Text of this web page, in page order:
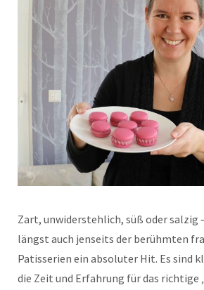
Zart, unwiderstehlich, süß oder salzig
längst auch jenseits der berühmten
Patisserien ein absoluter Hit. Es sind
die Zeit und Erfahrung für das richtige